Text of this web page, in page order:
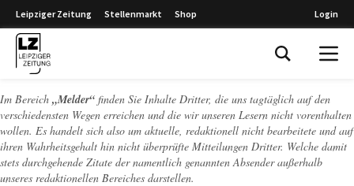
Leipziger Zeitung Stellenmarkt Shop Login
Im Bereich „Melder“ finden Sie Inhalte Dritter, die uns tagtäglich auf den
verschiedensten Wegen erreichen und die wir unseren Lesern nicht vorenthalten
wollen. Es handelt sich also um aktuelle, redaktionell nicht bearbeitete und auf
ihren Wahrheitsgehalt hin nicht überprüfte Mitteilungen Dritter. Welche damit
stets durchgehende Zitate der namentlich genannten Absender außerhalb
unseres redaktionellen Bereiches darstellen.